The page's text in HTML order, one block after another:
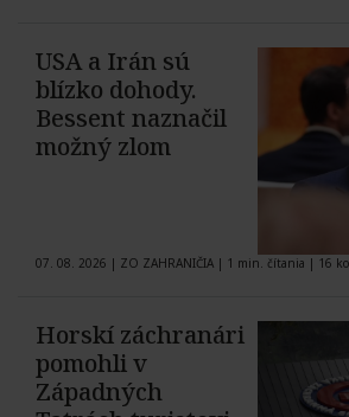
USA a Irán sú
blízko dohody.
Bessent naznačil
možný zlom
07. 08. 2026 | ZO ZAHRANIČIA | 1 min. čítania | 16
Horskí záchranári
pomohli v
Západných